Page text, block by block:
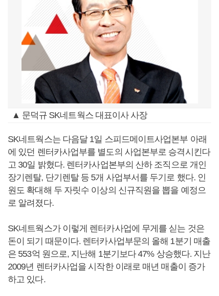
▲ 문덕규 SK네트웍스 대표이사 사장
SK네트웍스는 다음달 1일 스피드메이트사업본부 아래
에 있던 렌터카사업부를 별도의 사업본부로 승격시킨다
고 30일 밝혔다. 렌터카사업본부의 산하 조직으로 개인
장기렌탈, 단기렌탈 등 5개 사업부서를 두기로 했다. 인
원도 확대해 두 자릿수 이상의 신규직원을 뽑을 예정으
로 알려졌다.
SK네트웍스가 이렇게 렌터카사업에 무게를 싣는 것은
돈이 되기 때문이다. 렌터카사업부문의 올해 1분기 매출
은 553억 원으로, 지난해 1분기보다 47% 상승했다. 지난
2009년 렌터카사업을 시작한 이래로 매년 매출이 증가
하고 있다.